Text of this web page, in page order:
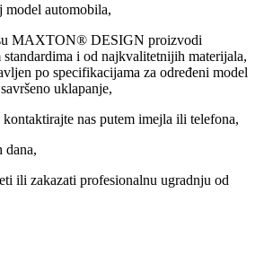
model automobila,
MAXTON® DESIGN proizvodi
i od najkvalitetnijih materijala,
po specifikacijama za određeni model
uklapanje,
nas putem imejla ili telefona,
dana,
ili zakazati profesionalnu ugradnju od